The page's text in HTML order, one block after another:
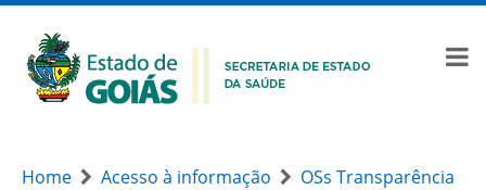
Home Acesso à informação
OSs Transparência